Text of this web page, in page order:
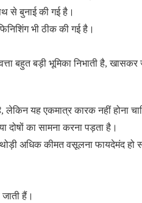
से बुनाई की गई है।
भी ठीक की गई है।
बहुत बड़ी भूमिका निभाती है,
लेकिन यह एकमात्र कारक नहीं
दोषों का सामना करना पड़ता है।
अधिक कीमत वसूलना फायदेमंद हो
हैं।